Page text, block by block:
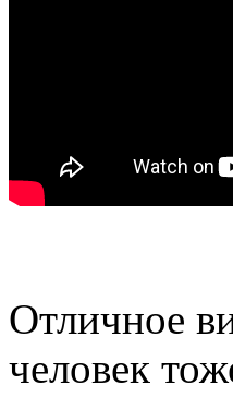
Отличное
человек